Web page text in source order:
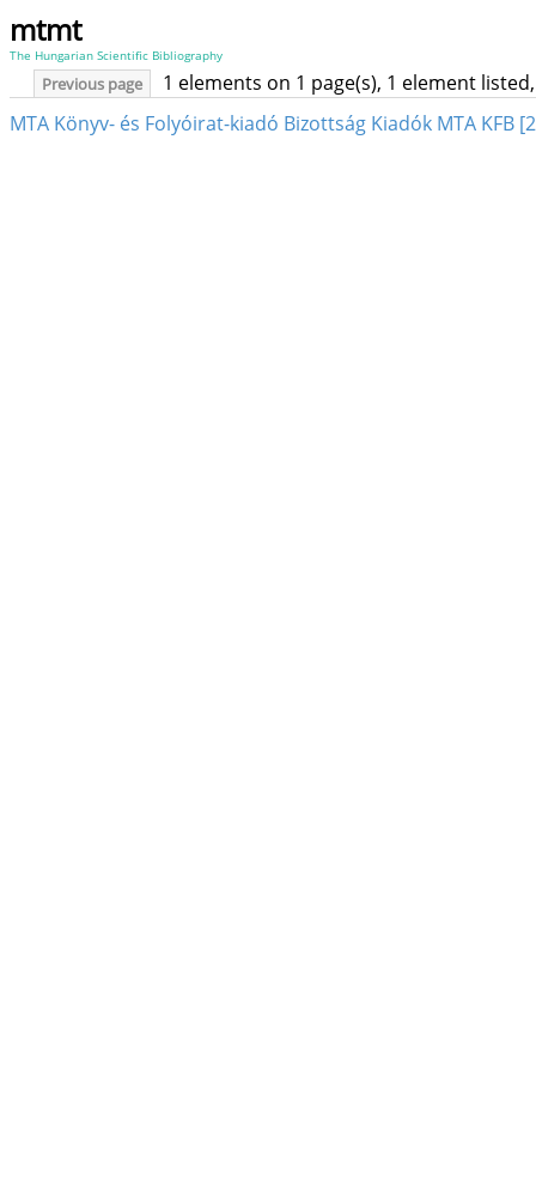
mtmt
The Hungarian Scientific Bibliography
Previous page
1 elements on 1 page(s), 1 element
MTA Könyv- és Folyóirat-kiadó Bizottság Kiadók MTA KFB